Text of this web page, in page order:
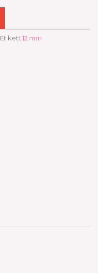
Etikett12 mm